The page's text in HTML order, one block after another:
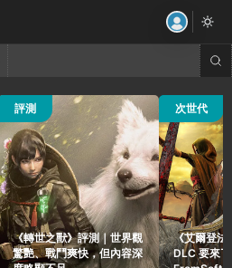
評測
《轉世之獸》評測｜世界觀
驚艷、戰鬥爽快，但內容深
111 觀看 次世代
《艾爾登法
DLC 要來
53 觀看